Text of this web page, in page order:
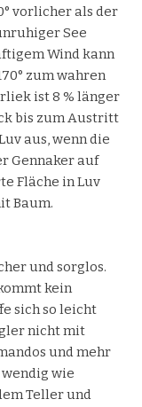
vorlicher als der
See
Wind kann
zum wahren
ist 8 % länger
bis zum Austritt
aus, wenn die
Gennaker auf
Fläche in Luv
Baum.
und sorglos.
kein
sich so leicht
nicht mit
und mehr
wie
Teller und